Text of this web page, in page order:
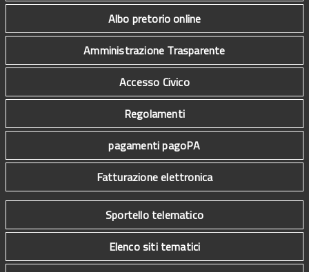
Albo pretorio online
Amministrazione Trasparente
Accesso Civico
Regolamenti
pagamenti pagoPA
Fatturazione elettronica
Sportello telematico
Elenco siti tematici